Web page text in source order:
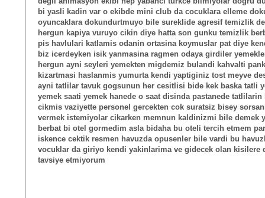
bi yasli kadin var o ekibde mini club da cocuklara elleme
oyuncaklara dokundurtmuyo bile sureklide agresif temizlik
hergun kapiya vuruyo cikin diye hatta son gunku temizlik
pis havlulari katlamis odanin ortasina koymuslar pat diye
biz icerdeyken isik yanmasina ragmen odaya girdiler
hergun ayni seyleri yemekten migdemiz bulandi kahvalti
kizartmasi haslanmis yumurta kendi yaptiginiz tost meyve
ayni tatlilar tavuk gogsunun her cesitlisi bide kek baska tatli
yemek saati yemek hanede o saat disinda pastanede tatlilarin
cikmis vaziyette personel gercekten cok suratsiz bisey
vermek istemiyolar cikarken memnun kaldinizmi bile demek
berbat bi otel gormedim asla bidaha bu oteli tercih etmem
iskence cektik resmen havuzda opusenler bile vardi bu
vocuklar da giriyo kendi yakinlarima ve gidecek olan kisilere
tavsiye etmiyorum